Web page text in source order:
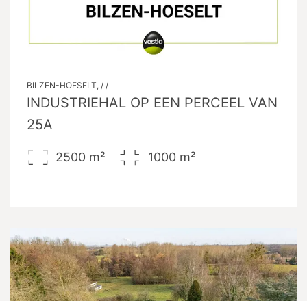
BILZEN-HOESELT, / /
INDUSTRIEHAL OP EEN PERCEEL VAN
25A
2500 m² 1000 m²